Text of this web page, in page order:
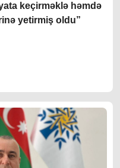
keçirməklə həmdə
yetirmiş oldu”